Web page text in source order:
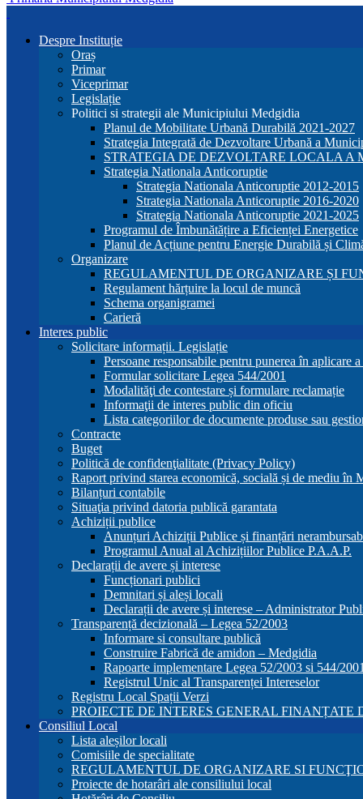
Despre Instituție
Oraș
Primar
Viceprimar
Legislație
Politici si strategii ale Municipiului Medgidia
Planul de Mobilitate Urbană Durabilă 2021-2027
Strategia Integrată de Dezvoltare Urbană a
STRATEGIA DE DEZVOLTARE LOCALA A
Strategia Nationala Anticoruptie
Strategia Nationala Anticoruptie 2012-2015
Strategia Nationala Anticoruptie 2016-2020
Strategia Nationala Anticoruptie 2021-2025
Programul de Îmbunătățire a Eficienței Energetice
Planul de Acțiune pentru Energie Durabilă și
Organizare
REGULAMENTUL DE ORGANIZARE ȘI
Regulament hărțuire la locul de muncă
Schema organigramei
Carieră
Interes public
Solicitare informații. Legislație
Persoane responsabile pentru punerea în aplicare
Formular solicitare Legea 544/2001
Modalităţi de contestare și formulare reclamație
Informaţii de interes public din oficiu
Lista categoriilor de documente produse sau
Contracte
Buget
Politică de confidenţialitate (Privacy Policy)
Raport privind starea economică, socială și de mediu în
Bilanțuri contabile
Situaţia privind datoria publică garantata
Achiziții publice
Anunțuri Achiziții Publice și finanțări
Programul Anual al Achizițiilor Publice P.A.A.P.
Declarații de avere și interese
Funcționari publici
Demnitari și aleși locali
Declarații de avere și interese – Administrator
Transparență decizională – Legea 52/2003
Informare si consultare publică
Construire Fabrică de amidon – Medgidia
Rapoarte implementare Legea 52/2003 si 544/2001
Registrul Unic al Transparenței Intereselor
Registru Local Spații Verzi
PROIECTE DE INTERES GENERAL
Consiliul Local
Lista aleșilor locali
Comisiile de specialitate
REGULAMENTUL DE ORGANIZARE SI
Proiecte de hotarâri ale consiliului local